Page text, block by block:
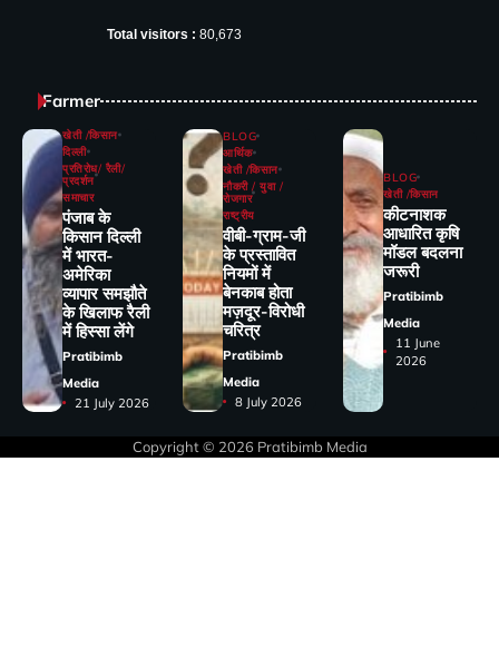
Total visitors : 80,673
Farmer
खेती /किसान
दिल्ली
प्रतिरोध/ रैली/
प्रदर्शन
समाचार
पंजाब के
किसान दिल्ली
में भारत-
अमेरिका
व्यापार समझौते
के खिलाफ रैली
में हिस्सा लेंगे
Pratibimb
Media
21 July 2026
BLOG
आर्थिक
खेती /किसान
नौकरी / युवा /
रोजगार
राष्ट्रीय
वीबी-ग्राम-जी
के प्रस्तावित
नियमों में
बेनकाब होता
मज़दूर-विरोधी
चरित्र
Pratibimb
Media
8 July 2026
BLOG
खेती /किसान
कीटनाशक
आधारित कृषि
मॉडल बदलना
जरूरी
Pratibimb
Media
11 June
2026
Copyright © 2026 Pratibimb Media